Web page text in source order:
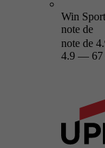
Win
note de
note de
4.9 — 67